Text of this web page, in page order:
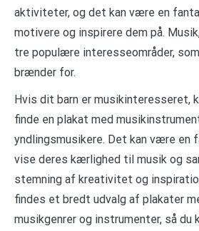
aktiviteter, og det kan være en
motivere og inspirere dem på.
tre populære interesseområder,
brænder for.
Hvis dit barn er musikinteresseret,
finde en plakat med
yndlingsmusikere. Det kan være en
vise deres kærlighed til musik og
stemning af kreativitet og
findes et bredt udvalg af plakater
musikgenrer og instrumenter, så du